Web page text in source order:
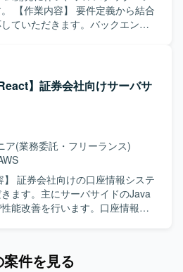
魅力】 建設
生産性向上に直結する大規模シ
設計やデータ利活用に関する知
Java、
Aurora PostgreSQL、OS
、フレームワークはSpring Boot
っております。
合
ていただきます。バックエンド
テム開発の一連の工程に携わるこ
ントエンドは
フラはAWS、データベースは
】証券会社向けサーバサ
ア(業務委託・フリーランス)
ます。主にサーバサイドのJava
能改善を行います。口座情報や
り組める方を求めています。将
件を見る